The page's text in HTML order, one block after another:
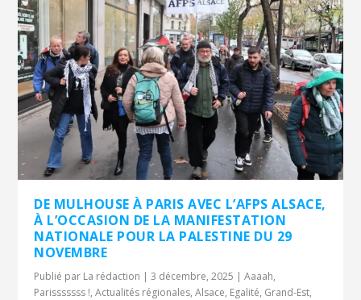
DE MULHOUSE À PARIS AVEC L’AFPS ALSACE,
À L’OCCASION DE LA MANIFESTATION
NATIONALE POUR LA PALESTINE DU 29
NOVEMBRE
Publié par La rédaction |3 décembre, 2025 |Aaaah,
Parisssssss !,Actualités régionales,Alsace, Egalité, Grand-Est,